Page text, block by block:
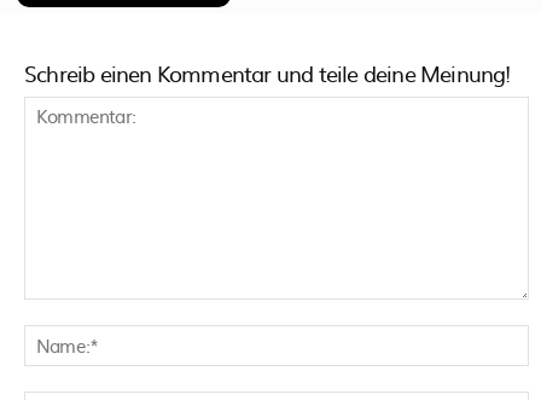
Schreib einen Kommentar und teile deine Meinung!